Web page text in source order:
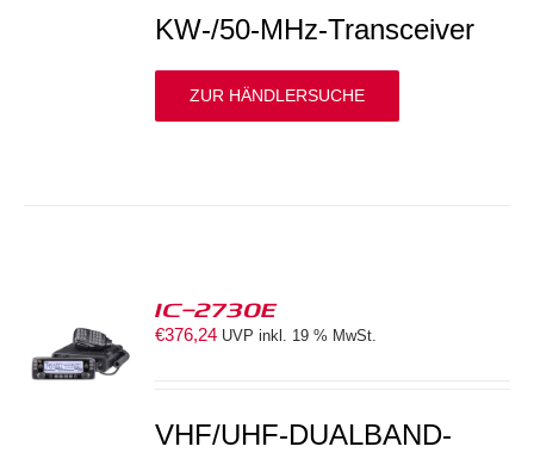
KW-/50-MHz-Transceiver
ZUR HÄNDLERSUCHE
IC-2730E
€376,24 UVP inkl. 19 % MwSt.
VHF/UHF-DUALBAND-